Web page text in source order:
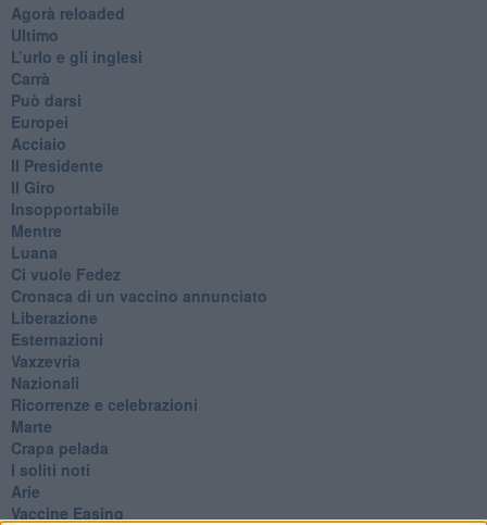
​Agorà reloaded
Ultimo
​L’urlo e gli inglesi
Carrà
Può darsi
Europei
Acciaio
Il Presidente
​Il Giro
Insopportabile
​Mentre
Luana
​Ci vuole Fedez
​Cronaca di un vaccino annunciato
​Liberazione
Esternazioni
Vaxzevria
Nazionali
​Ricorrenze e celebrazioni
Marte
​Crapa pelada
​I soliti noti
Arie
​Vaccine Easing